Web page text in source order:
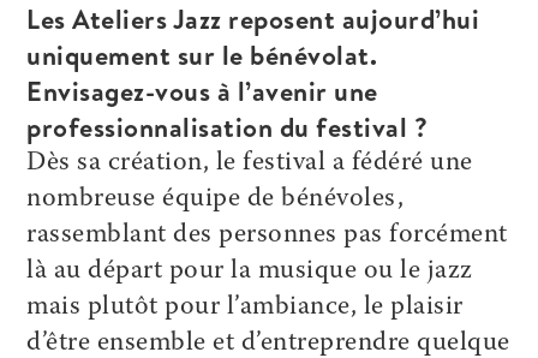
Les Ateliers Jazz reposent aujourd’hui
uniquement sur le bénévolat.
Envisagez-vous à l’avenir une
professionnalisation du festival ?
Dès sa création, le festival a fédéré une
nombreuse équipe de bénévoles,
rassemblant des personnes pas forcément
là au départ pour la musique ou le jazz
mais plutôt pour l’ambiance, le plaisir
d’être ensemble et d’entreprendre quelque